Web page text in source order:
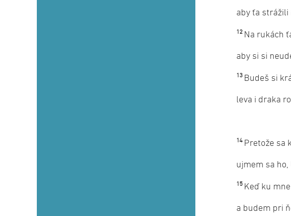
aby ťa strážili
12 Na rukách
aby si si
13 Budeš si
leva i draka
14 Pretože sa
ujmem sa
15 Keď ku
a budem pri